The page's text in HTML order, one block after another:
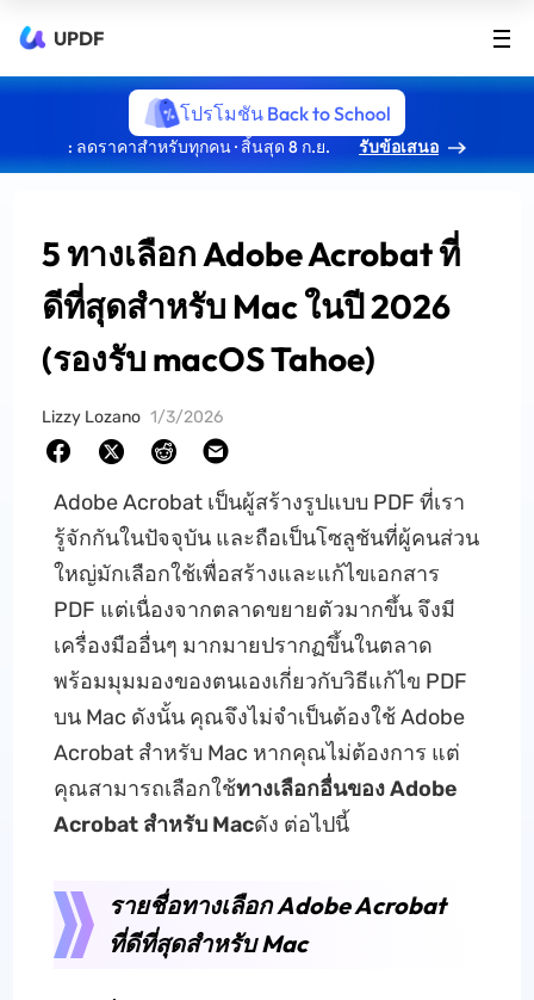
UPDF
โปรโมชัน Back to School
: ลดราคาสำหรับทุกคน · สิ้นสุด 8 ก.ย. รับข้อเสนอ
5 ทางเลือก Adobe Acrobat ที่
ดีที่สุดสำหรับ Mac ในปี 2026
(รองรับ macOS Tahoe)
Lizzy Lozano 1/3/2026
Adobe Acrobat เป็นผู้สร้างรูปแบบ PDF ที่เรา
รู้จักกันในปัจจุบัน และถือเป็นโซลูชันที่ผู้คนส่วน
ใหญ่มักเลือกใช้เพื่อสร้างและแก้ไขเอกสาร
PDF แต่เนื่องจากตลาดขยายตัวมากขึ้น จึงมี
เครื่องมืออื่นๆ มากมายปรากฏขึ้นในตลาด
พร้อมมุมมองของตนเองเกี่ยวกับวิธีแก้ไข PDF
บน Mac ดังนั้น คุณจึงไม่จำเป็นต้องใช้ Adobe
Acrobat สำหรับ Mac หากคุณไม่ต้องการ แต่
คุณสามารถเลือกใช้ทางเลือกอื่นของ Adobe
Acrobat สำหรับ Macดัง ต่อไปนี้
รายชื่อทางเลือก Adobe Acrobat
ที่ดีที่สุดสำหรับ Mac